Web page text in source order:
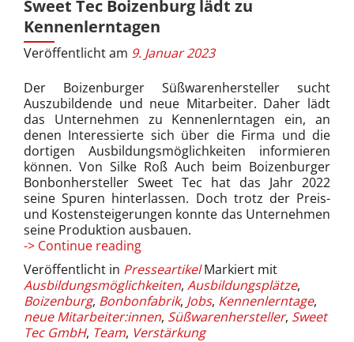
Sweet Tec Boizenburg lädt zu
Kennenlerntagen
Veröffentlicht am 9. Januar 2023
Der Boizenburger Süßwarenhersteller sucht
Auszubildende und neue Mitarbeiter. Daher lädt
das Unternehmen zu Kennenlerntagen ein, an
denen Interessierte sich über die Firma und die
dortigen Ausbildungsmöglichkeiten informieren
können. Von Silke Roß Auch beim Boizenburger
Bonbonhersteller Sweet Tec hat das Jahr 2022
seine Spuren hinterlassen. Doch trotz der Preis-
und Kostensteigerungen konnte das Unternehmen
seine Produktion ausbauen.
-> Continue readingSweet
Boizenburg
lädt
zu
Kennenlerntagen
Veröffentlicht in Presseartikel Markiert mit
Ausbildungsmöglichkeiten, Ausbildungsplätze,
Boizenburg, Bonbonfabrik, Jobs, Kennenlerntage,
neue Mitarbeiter:innen, Süßwarenhersteller, Sweet
Tec GmbH, Team, Verstärkung